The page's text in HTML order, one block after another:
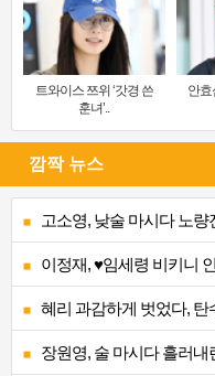
트와이스 쯔위 ‘갓경 쓴
훈녀’..
안효
깜짝 뉴스
고소영, 낮술 마시다 노량
이정재, ♥임세령 비키니
혜리 과감하게 벗었다, 탄
장원영, 술 마시다 흘러